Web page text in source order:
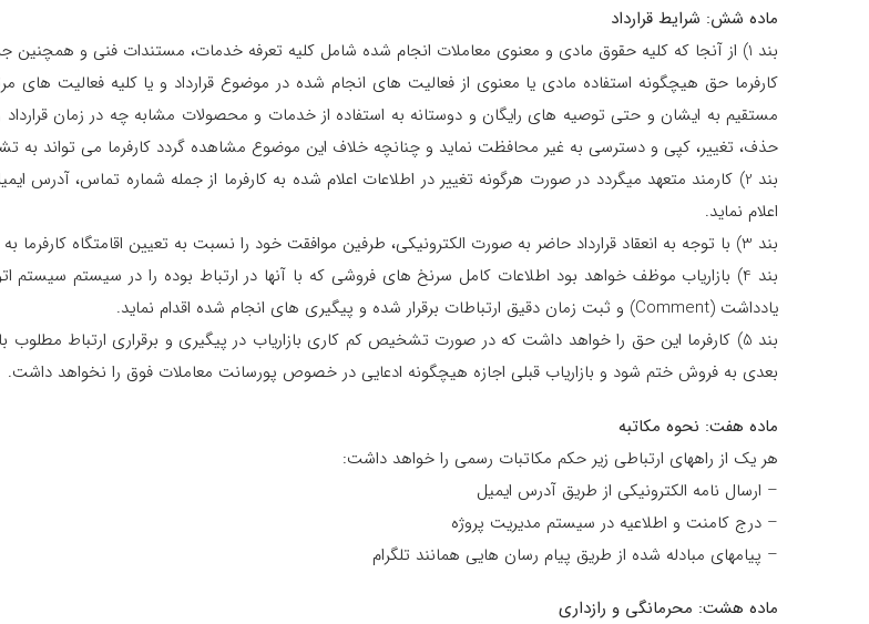
ماده شش: شرایط قرارداد
بند 1) از آنجا که کلیه حقوق مادی و معنوی معاملات انجام شده شامل کلیه تعرفه خدمات، مستندات فنی و همچنین
کارفرما حق هیچگونه استفاده مادی یا معنوی از فعالیت های انجام شده در موضوع قرارداد و یا کلیه فعالیت
مستقیم به ایشان و حتی توصیه های رایگان و دوستانه به استفاده از خدمات و محصولات مشابه چه در زمان
حذف، تغییر، کپی و دسترسی به غیر محافظت نماید و چنانچه خلاف این موضوع مشاهده گردد کارفرما می تواند به
بند 2) کارمند متعهد میگردد در صورت هرگونه تغییر در اطلاعات اعلام شده به کارفرما از جمله شماره تماس،
اعلام نماید.
بند 3) با توجه به انعقاد قرارداد حاضر به صورت الکترونیکی، طرفین موافقت خود را نسبت به تعیین اقامتگاه کارفرما به عنوان محل انعقاد قرارداد اعلام می کنند.
یادداشت (Comment) و ثبت زمان دقیق ارتباطات برقرار شده و پیگیری های انجام شده اقدام نماید.
بند 5) کارفرما این حق را خواهد داشت که در صورت تشخیص کم کاری بازاریاب در پیگیری و برقراری ارتباط
بعدی به فروش ختم شود و بازاریاب قبلی اجازه هیچگونه ادعایی در خصوص پورسانت معاملات فوق را نخواهد داشت.
ماده هفت: نحوه مکاتبه
هر یک از راههای ارتباطی زیر حکم مکاتبات رسمی را خواهد داشت:
– ارسال نامه الکترونیکی از طریق آدرس ایمیل
– درج کامنت و اطلاعیه در سیستم مدیریت پروژه
– پیامهای مبادله شده از طریق پیام رسان هایی همانند تلگرام
ماده هشت: محرمانگی و رازداری